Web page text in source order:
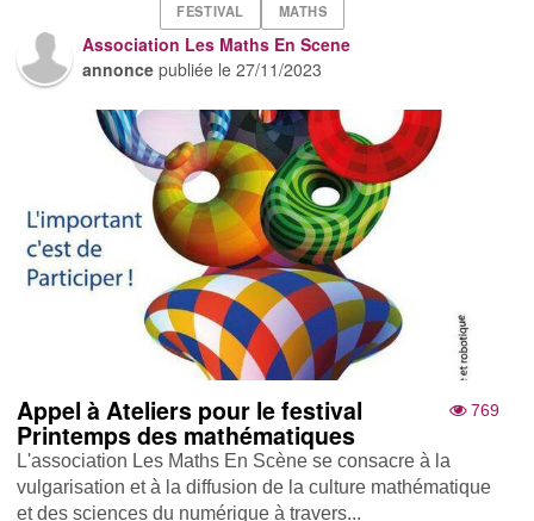
FESTIVAL MATHS
Association Les Maths En Scene
annonce publiée le27/11/2023
769
Appel à Ateliers pour le festival
Printemps des mathématiques
L'association Les Maths En Scène se consacre à la
vulgarisation et à la diffusion de la culture mathématique
et des sciences du numérique à travers...